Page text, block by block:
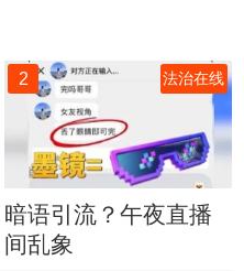
2 法治在线
暗语引流？午夜直播
间乱象